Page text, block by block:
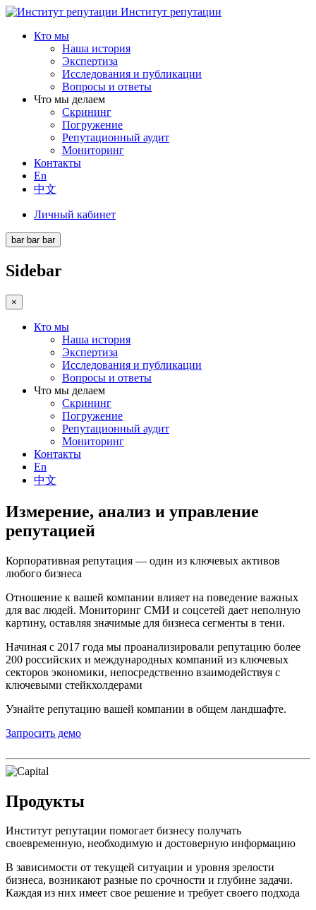
Институт репутации
Кто мы
Наша история
Экспертиза
Исследования и публикации
Вопросы и ответы
Что мы делаем
Скрининг
Погружение
Репутационный аудит
Мониторинг
Контакты
En
中文
Личный кабинет
bar bar bar
Sidebar
×
Кто мы
Наша история
Экспертиза
Исследования и публикации
Вопросы и ответы
Что мы делаем
Скрининг
Погружение
Репутационный аудит
Мониторинг
Контакты
En
中文
Измерение, анализ и управление
репутацией
Корпоративная репутация — один из ключевых активов
любого бизнеса
Отношение к вашей компании влияет на поведение важных
для вас людей. Мониторинг СМИ и соцсетей дает неполную
картину, оставляя значимые для бизнеса сегменты в тени.
Начиная с 2017 года мы проанализировали репутацию более
200 российских и международных компаний из ключевых
секторов экономики, непосредственно взаимодействуя с
ключевыми стейкхолдерами
Узнайте репутацию вашей компании в общем ландшафте.
Запросить демо
Продукты
Институт репутации помогает бизнесу получать
своевременную, необходимую и достоверную информацию
В зависимости от текущей ситуации и уровня зрелости
бизнеса, возникают разные по срочности и глубине задачи.
Каждая из них имеет свое решение и требует своего подхода